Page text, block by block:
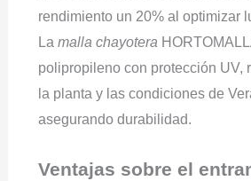
rendimiento un 20% al optimizar
La malla chayotera
polipropileno con protección UV,
la planta y las condiciones de
asegurando durabilidad.
Ventajas sobre el